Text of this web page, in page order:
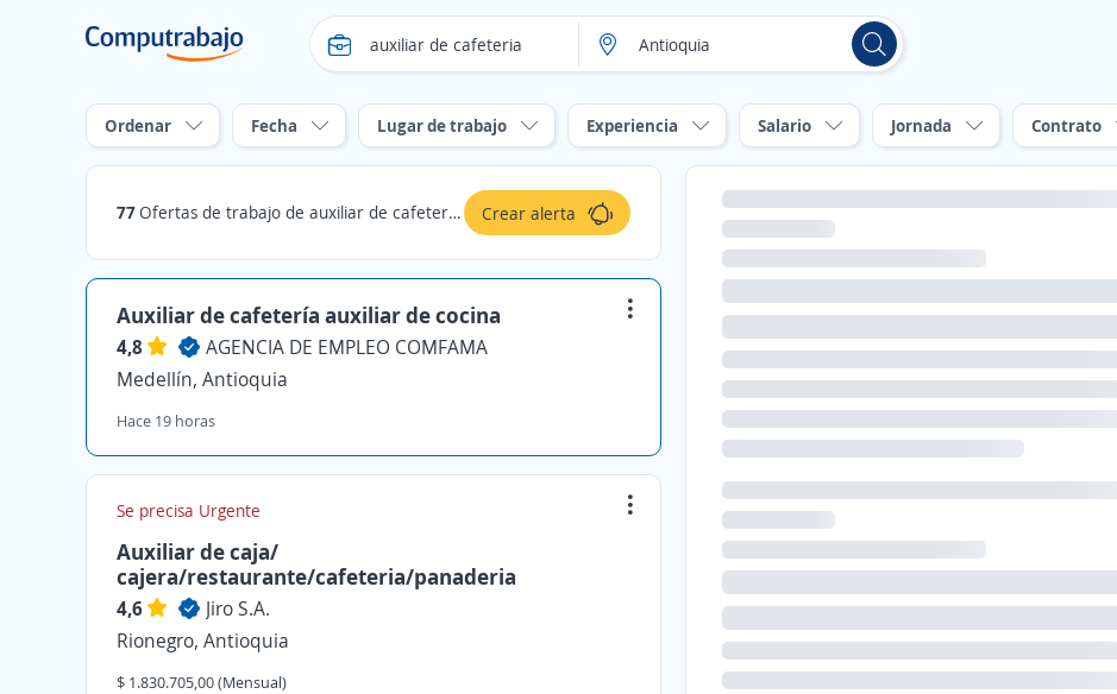
Ordenar Fecha Lugar de trabajo Experiencia Salario Jornada Contrato
77Ofertas de trabajo de auxiliar de cafeteria en Antioquia Crear alerta
Auxiliar de cafetería auxiliar de cocina
4,8
AGENCIA DE EMPLEO COMFAMA
Medellín, Antioquia
Hace 19 horas
Se precisa Urgente
Auxiliar de caja/
cajera/restaurante/cafeteria/panaderia
4,6
Jiro S.A.
Rionegro, Antioquia
$ 1.830.705,00 (Mensual)